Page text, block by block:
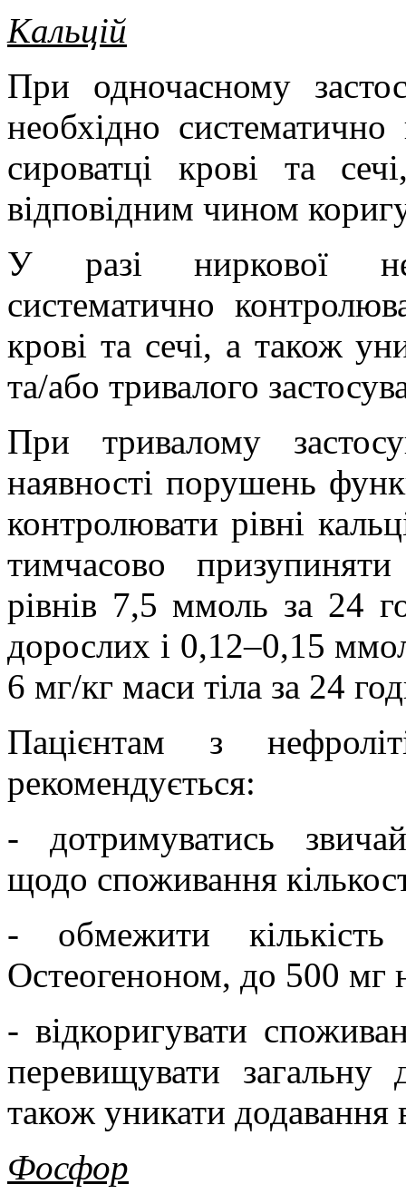
Кальцій
При одночасному
необхідно
сироватці крові та
відповідним чином
У разі ниркової
систематично
крові та сечі, а також
та/або тривалого
При тривалому
наявності порушень
контролювати рівні
тимчасово
рівнів 7,5 ммоль за 24
дорослих і 0,12–0,15
6 мг/кг маси тіла за 24
Пацієнтам з
рекомендується:
- дотримуватись
щодо споживання
- обмежити
Остеогеноном, до 500 мг
- відкоригувати
перевищувати
також уникати додавання
Фосфор